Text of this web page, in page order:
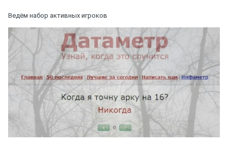
Ведём набор активных игроков